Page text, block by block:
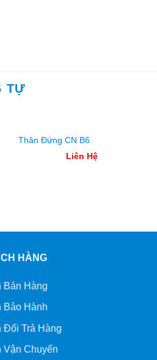
TỰ
Thân Đứng CN B6
Liên Hệ
HÀNG
Bán Hàng
Bảo Hành
Đổi Trả Hàng
Vận Chuyển